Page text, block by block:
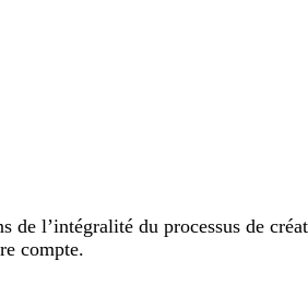
de l’intégralité du processus de
compte.